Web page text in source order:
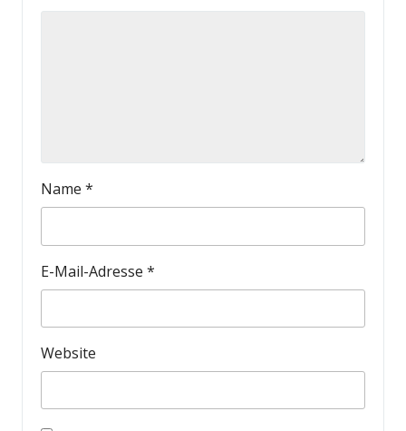
Name *
E-Mail-Adresse *
Website